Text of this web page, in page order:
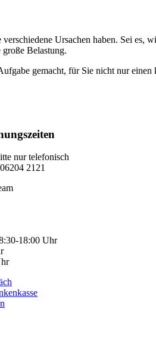
Ursachen haben. Sei
große Belastung.
gemacht, für Sie nicht nur
nur telefonisch
2121
18:00 Uhr